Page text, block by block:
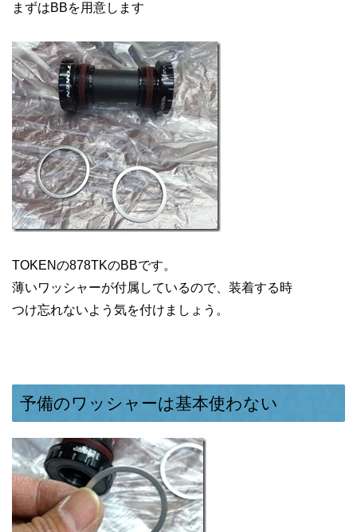
まずはBBを用意します
TOKENの878TKのBBです。
薄いワッシャーが付属しているので、装着する時
つけ忘れないよう気を付けましょう。
予備のワッシャーは基本使わない